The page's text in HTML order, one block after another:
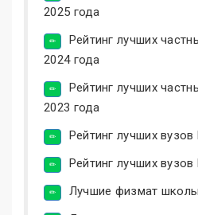
2025 года
Рейтинг лучших
2024 года
Рейтинг лучших
2023 года
Рейтинг лучших
Рейтинг лучших
Лучшие физмат